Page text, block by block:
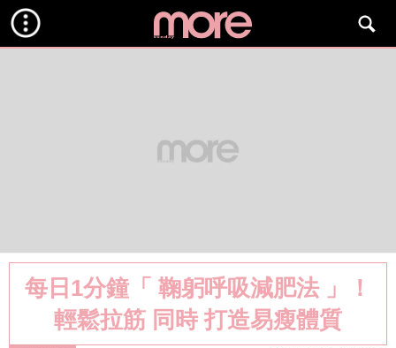
每日1分鐘「 鞠躬呼吸減肥法 」！
輕鬆拉筋 同時 打造易瘦體質